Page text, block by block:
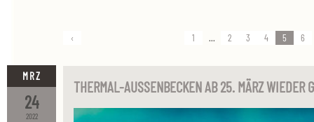
‹ 1 ... 2 3 4 5 6
2022
24
MRZ
THERMAL-AUSSENBECKEN AB 25. MÄRZ WIEDER